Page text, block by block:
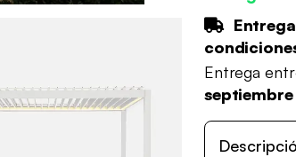
Entrega
septiembre